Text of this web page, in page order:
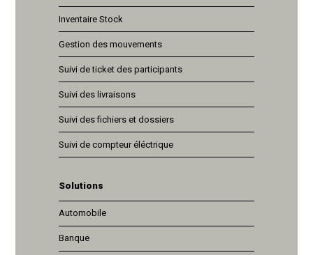
Inventaire Stock
Gestion des mouvements
Suivi de ticket des participants
Suivi des livraisons
Suivi des fichiers et dossiers
Suivi de compteur éléctrique
Solutions
Automobile
Banque